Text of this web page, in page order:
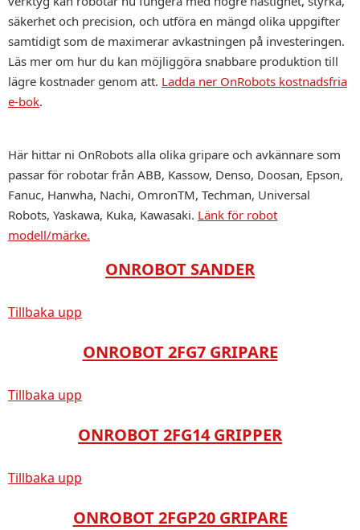
säkerhet och precision, och utföra en mängd olika uppgifter
samtidigt som de maximerar avkastningen på investeringen.
Läs mer om hur du kan möjliggöra snabbare produktion till
lägre kostnader genom att. Ladda ner OnRobots kostnadsfria
e-bok.
Här hittar ni OnRobots alla olika gripare och avkännare som
passar för robotar från ABB, Kassow, Denso, Doosan, Epson,
Fanuc, Hanwha, Nachi, OmronTM, Techman, Universal
Robots, Yaskawa, Kuka, Kawasaki. Länk för robot
modell/märke.
ONROBOT SANDER
Tillbaka upp
ONROBOT 2FG7 GRIPARE
Tillbaka upp
ONROBOT 2FG14 GRIPPER
Tillbaka upp
ONROBOT 2FGP20 GRIPARE